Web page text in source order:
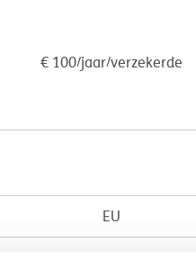
€ 100/jaar/verzekerde
EU